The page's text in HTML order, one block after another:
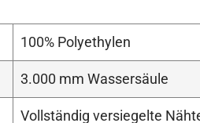
100% Polyethylen
3.000 mm Wassersäule
Vollständig versiegelte